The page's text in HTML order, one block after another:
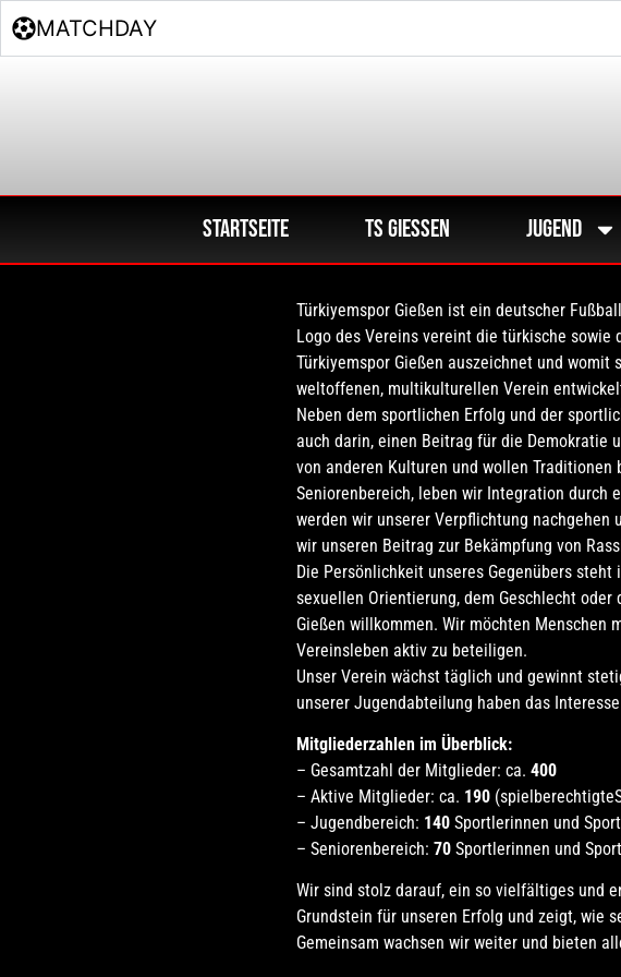
MATCHDAY
Startseite TS Giessen Jugend
Türkiyemspor Gießen ist ein deutscher
Logo des Vereins vereint die türkische
Türkiyemspor Gießen auszeichnet und
weltoffenen, multikulturellen Verein
Neben dem sportlichen Erfolg und der
auch darin, einen Beitrag für die Demokratie
von anderen Kulturen und wollen
Seniorenbereich, leben wir Integration durch
werden wir unserer Verpflichtung
wir unseren Beitrag zur Bekämpfung von
Die Persönlichkeit unseres Gegenübers
sexuellen Orientierung, dem Geschlecht
Gießen willkommen. Wir möchten Menschen
Vereinsleben aktiv zu beteiligen.
Unser Verein wächst täglich und gewinnt
unserer Jugendabteilung haben das
Mitgliederzahlen im Überblick:
– Gesamtzahl der Mitglieder: ca. 400
– Aktive Mitglieder: ca. 190
– Jugendbereich: 140Sportlerinnen und
– Seniorenbereich: 70Sportlerinnen und
Wir sind stolz darauf, ein so vielfältiges und
Grundstein für unseren Erfolg und zeigt, wie
Gemeinsam wachsen wir weiter und bieten